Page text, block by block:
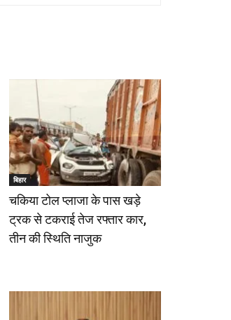
बिहार
चकिया टोल प्लाजा के पास खड़े
ट्रक से टकराई तेज रफ्तार कार,
तीन की स्थिति नाजुक